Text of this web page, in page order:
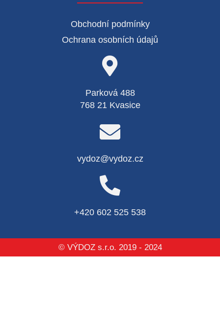
Obchodní podmínky
Ochrana osobních údajů
Parková 488
768 21 Kvasice
vydoz@vydoz.cz
+420 602 525 538
© VÝDOZ s.r.o. 2019 - 2024